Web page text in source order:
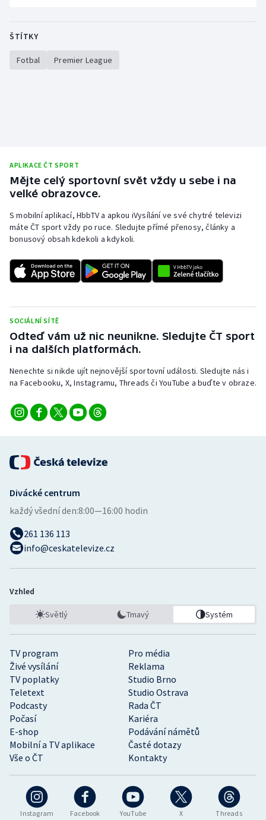
Olympijské hry
Rychlobruslení
Rychlostní kanoistika
Short track
Sportovní střelba
Triatlon
Veslování
Vodní slalom
Volejbal
Ostatní
ŠTÍTKY
Fotbal Premier League
APLIKACE ČT SPORT
Mějte celý sportovní svět vždy u sebe i na
velké obrazovce.
S mobilní aplikací, HbbTV a apkou iVysílání ve své chytré televizi
máte ČT sport vždy po ruce. Sledujte přímé přenosy, články a
bonusový obsah kdekoli a kdykoli.
SOCIÁLNÍ SÍTĚ
Odteď vám už nic neunikne. Sledujte ČT sport
i na dalších platformách.
Nenechte si nikde ujít nejnovější sportovní události. Sledujte nás i
na Facebooku, X, Instagramu, Threads či YouTube a buďte v obraze.
Instagram Facebook YouTube X Threads
TV program
Pro média
Živé vysílání
Reklama
TV poplatky
Studio Brno
Teletext
Studio Ostrava
Podcasty
Rada ČT
Počasí
Kariéra
E-shop
Podávání námětů
Mobilní a TV aplikace
Časté dotazy
Vše o ČT
Kontakty
Divácké centrum
každý všední den:8:00—16:00 hodin
261 136 113
info@ceskatelevize.cz
Vzhled
Světlý Tmavý Systém